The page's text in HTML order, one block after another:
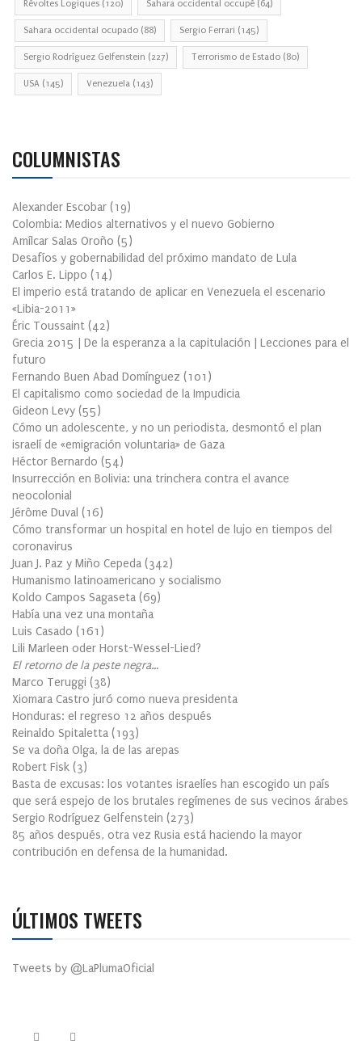
Révoltes Logiques (120) Sahara occidental occupé (64)
Sahara occidental ocupado (88) Sergio Ferrari (145)
Sergio Rodríguez Gelfenstein (227) Terrorismo de Estado (80)
USA (145) Venezuela (143)
COLUMNISTAS
Alexander Escobar (19)
Colombia: Medios alternativos y el nuevo Gobierno
Amílcar Salas Oroño (5)
Desafíos y gobernabilidad del próximo mandato de Lula
Carlos E. Lippo (14)
El imperio está tratando de aplicar en Venezuela el escenario
«Libia-2011»
Éric Toussaint (42)
Grecia 2015 | De la esperanza a la capitulación | Lecciones para el
futuro
Fernando Buen Abad Domínguez (101 )
El capitalismo como sociedad de la Impudicia
Gideon Levy (55)
Cómo un adolescente, y no un periodista, desmontó el plan
israelí de «emigración voluntaria» de Gaza
Héctor Bernardo (54)
Insurrección en Bolivia: una trinchera contra el avance
neocolonial
Jérôme Duval (16)
Cómo transformar un hospital en hotel de lujo en tiempos del
coronavirus
Juan J. Paz y Miño Cepeda (342)
Humanismo latinoamericano y socialismo
Koldo Campos Sagaseta (69)
Había una vez una montaña
Luis Casado (161 )
Lili Marleen oder Horst-Wessel-Lied?
El retorno de la peste negra…
Marco Teruggi (38)
Xiomara Castro juró como nueva presidenta
Honduras: el regreso 12 años después
Reinaldo Spitaletta (193)
Se va doña Olga, la de las arepas
Robert Fisk (3)
Basta de excusas: los votantes israelíes han escogido un país
que será espejo de los brutales regímenes de sus vecinos árabes
Sergio Rodríguez Gelfenstein (273)
85 años después, otra vez Rusia está haciendo la mayor
contribución en defensa de la humanidad.
ÚLTIMOS TWEETS
Tweets by @LaPlumaOficial